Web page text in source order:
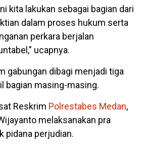
kita lakukan sebagai bagian dari
dalam proses hukum serta
perkara berjalan
ucapnya.
gabungan dibagi menjadi tiga
bagian masing-masing.
Reskrim Polrestabes Medan,
melaksanakan pra
pidana perjudian.